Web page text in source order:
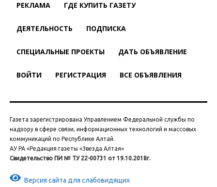
РЕКЛАМА ГДЕ КУПИТЬ ГАЗЕТУ
ДЕЯТЕЛЬНОСТЬ ПОДПИСКА
СПЕЦИАЛЬНЫЕ ПРОЕКТЫ ДАТЬ ОБЪЯВЛЕНИЕ
ВОЙТИ РЕГИСТРАЦИЯ ВСЕ ОБЪЯВЛЕНИЯ
Газета зарегистрирована Управлением Федеральной службы по
надзору в сфере связи, информационных технологий и массовых
коммуникаций по Республике Алтай.
АУ РА «Редакция газеты «Звезда Алтая»
Свидетельство ПИ № ТУ 22-00731 от 19.10.2018г.
Версия сайта для слабовидящих